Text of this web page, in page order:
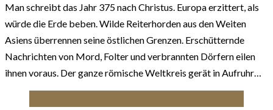
Man schreibt das Jahr 375 nach Christus. Europa erzittert, als
würde die Erde beben. Wilde Reiterhorden aus den Weiten
Asiens überrennen seine östlichen Grenzen. Erschütternde
Nachrichten von Mord, Folter und verbrannten Dörfern eilen
ihnen voraus. Der ganze römische Weltkreis gerät in Aufruhr…